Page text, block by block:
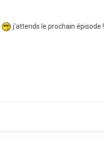
j'attends le prochain épisode !